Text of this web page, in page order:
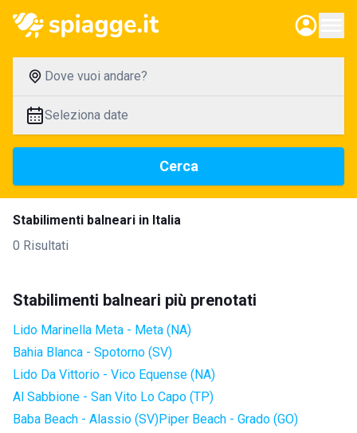
Dove vuoi andare?
Seleziona date
Cerca
Stabilimenti balneari in Italia
0 Risultati
Stabilimenti balneari più prenotati
Lido Marinella Meta - Meta (NA)
Bahia Blanca - Spotorno (SV)
Lido Da Vittorio - Vico Equense (NA)
Al Sabbione - San Vito Lo Capo (TP)
Baba Beach - Alassio (SV)Piper Beach - Grado (GO)